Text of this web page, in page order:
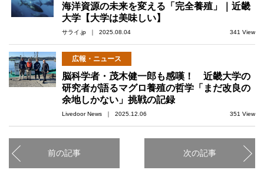
海洋資源の未来を変える「完全養殖」｜近畿
大学【大学は美味しい】
サライ.jp ｜ 2025.08.04 341 View
広報・ニュース
脳科学者・茂木健一郎も感嘆！ 近畿大学の
研究者が語るマグロ養殖の哲学「まだ改良の
余地しかない」挑戦の記録
Livedoor News ｜ 2025.12.06 351 View
前の記事 次の記事